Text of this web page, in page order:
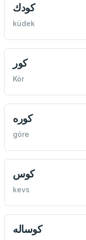
كودك
küdek
كور
Kör
كوره
göre
كوس
kevs
كوساله